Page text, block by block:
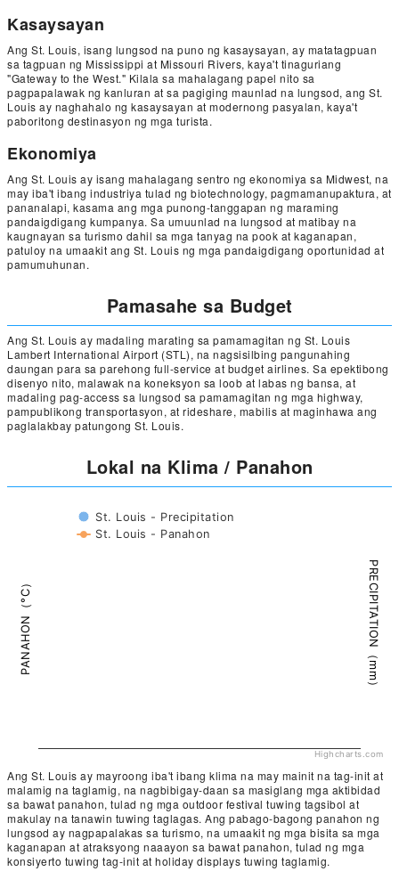
Kasaysayan
Ang St. Louis, isang lungsod na puno ng kasaysayan, ay matatagpuan
sa tagpuan ng Mississippi at Missouri Rivers, kaya't tinaguriang
"Gateway to the West." Kilala sa mahalagang papel nito sa
pagpapalawak ng kanluran at sa pagiging maunlad na lungsod, ang St.
Louis ay naghahalo ng kasaysayan at modernong pasyalan, kaya't
paboritong destinasyon ng mga turista.
Ekonomiya
Ang St. Louis ay isang mahalagang sentro ng ekonomiya sa Midwest, na
may iba't ibang industriya tulad ng biotechnology, pagmamanupaktura, at
pananalapi, kasama ang mga punong-tanggapan ng maraming
pandaigdigang kumpanya. Sa umuunlad na lungsod at matibay na
kaugnayan sa turismo dahil sa mga tanyag na pook at kaganapan,
patuloy na umaakit ang St. Louis ng mga pandaigdigang oportunidad at
pamumuhunan.
Pamasahe sa Budget
Ang St. Louis ay madaling marating sa pamamagitan ng St. Louis
Lambert International Airport (STL), na nagsisilbing pangunahing
daungan para sa parehong full-service at budget airlines. Sa epektibong
disenyo nito, malawak na koneksyon sa loob at labas ng bansa, at
madaling pag-access sa lungsod sa pamamagitan ng mga highway,
pampublikong transportasyon, at rideshare, mabilis at maginhawa ang
paglalakbay patungong St. Louis.
Lokal na Klima / Panahon
PANAHON（°C） PRECIPITATION（mm）
St. Louis - Precipitation
St. Louis - Panahon
Highcharts.com
Ang St. Louis ay mayroong iba't ibang klima na may mainit na tag-init at
malamig na taglamig, na nagbibigay-daan sa masiglang mga aktibidad
sa bawat panahon, tulad ng mga outdoor festival tuwing tagsibol at
makulay na tanawin tuwing taglagas. Ang pabago-bagong panahon ng
lungsod ay nagpapalakas sa turismo, na umaakit ng mga bisita sa mga
kaganapan at atraksyong naaayon sa bawat panahon, tulad ng mga
konsiyerto tuwing tag-init at holiday displays tuwing taglamig.